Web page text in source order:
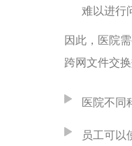
难以进行
因此，医院
跨网文件交
医院不同
员工可以